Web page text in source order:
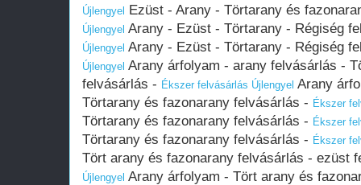
Újlengyel Ezüst - Arany - Törtarany és
Újlengyel Arany - Ezüst - Törtarany - Régiség
Újlengyel Arany - Ezüst - Törtarany - Régiség
Újlengyel Arany árfolyam - arany felvásárlás -
felvásárlás - Ékszer felvásárlás Újlengyel Arany
Törtarany és fazonarany felvásárlás - Ékszer
Törtarany és fazonarany felvásárlás - Ékszer
Törtarany és fazonarany felvásárlás - Ékszer
Tört arany és fazonarany felvásárlás - ezüst
Újlengyel Arany árfolyam - Tört arany és